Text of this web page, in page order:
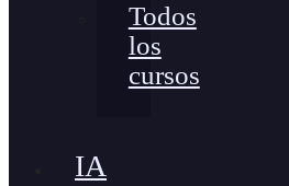
Todos
los
cursos
IA